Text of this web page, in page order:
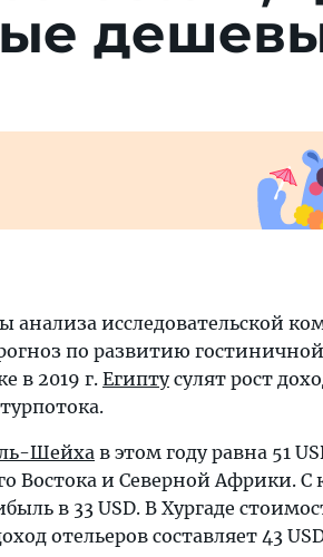
анализа исследовательской
по развитию
в 2019 г. Египтусулят рост
Шейхав этом году равна 51
Востока и Северной Африки. С
в 33 USD. В Хургаде
отельеров составляет 43